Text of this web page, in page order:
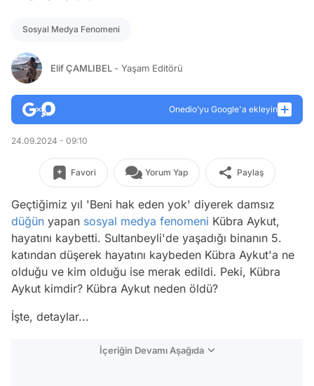
Sosyal Medya Fenomeni
Elif ÇAMLIBEL - Yaşam Editörü
Onedio’yu Google'a ekleyin
24.09.2024 - 09:10
Favori Yorum Yap Paylaş
Geçtiğimiz yıl 'Beni hak eden yok' diyerek damsız
düğün yapan sosyal medya fenomeni Kübra Aykut,
hayatını kaybetti. Sultanbeyli'de yaşadığı binanın 5.
katından düşerek hayatını kaybeden Kübra Aykut'a ne
olduğu ve kim olduğu ise merak edildi. Peki, Kübra
Aykut kimdir? Kübra Aykut neden öldü?
İşte, detaylar...
İçeriğin Devamı Aşağıda